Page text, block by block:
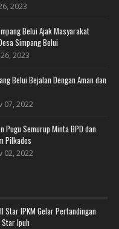
2023
Belui Ajak Masyarakat
Simpang Belui
26, 2023
Belui Bejalan Dengan Aman dan
07, 2022
Pugu Semurup Minta BPD dan
Pilkades
02, 2022
Star IPKM Gelar Pertandingan
Ipuh